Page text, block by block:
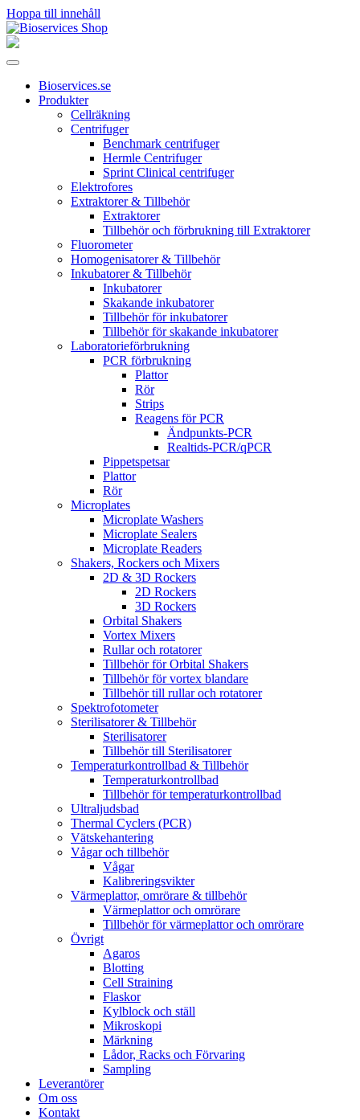
Hoppa till innehåll
Huvudnavigering
Bioservices.se
Produkter
Cellräkning
Centrifuger
Benchmark centrifuger
Hermle Centrifuger
Sprint Clinical centrifuger
Elektrofores
Extraktorer & Tillbehör
Extraktorer
Tillbehör och förbrukning till Extraktorer
Fluorometer
Homogenisatorer & Tillbehör
Inkubatorer & Tillbehör
Inkubatorer
Skakande inkubatorer
Tillbehör för inkubatorer
Tillbehör för skakande inkubatorer
Laboratorieförbrukning
PCR förbrukning
Plattor
Rör
Strips
Reagens för PCR
Ändpunkts-PCR
Realtids-PCR/qPCR
Pippetspetsar
Plattor
Rör
Microplates
Microplate Washers
Microplate Sealers
Microplate Readers
Shakers, Rockers och Mixers
2D & 3D Rockers
2D Rockers
3D Rockers
Orbital Shakers
Vortex Mixers
Rullar och rotatorer
Tillbehör för Orbital Shakers
Tillbehör för vortex blandare
Tillbehör till rullar och rotatorer
Spektrofotometer
Sterilisatorer & Tillbehör
Sterilisatorer
Tillbehör till Sterilisatorer
Temperaturkontrollbad & Tillbehör
Temperaturkontrollbad
Tillbehör för temperaturkontrollbad
Ultraljudsbad
Thermal Cyclers (PCR)
Vätskehantering
Vågar och tillbehör
Vågar
Kalibreringsvikter
Värmeplattor, omrörare & tillbehör
Värmeplattor och omrörare
Tillbehör för värmeplattor och omrörare
Övrigt
Agaros
Blotting
Cell Straining
Flaskor
Kylblock och ställ
Mikroskopi
Märkning
Lådor, Racks och Förvaring
Sampling
Leverantörer
Om oss
Kontakt